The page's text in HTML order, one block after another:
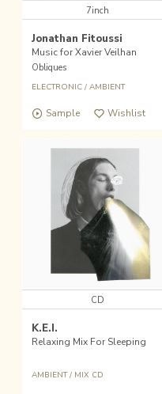
7inch
Jonathan Fitoussi
Music for Xavier Veilhan
Obliques
ELECTRONIC/ AMBIENT
Sample Wishlist
CD
K.E.I.
Relaxing Mix For Sleeping
AMBIENT/ MIX CD